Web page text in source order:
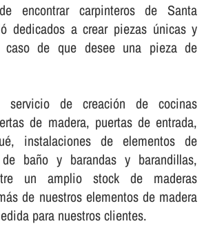
encontrar carpinteros de Santa
dedicados a crear piezas únicas y
caso de que desee una pieza de
servicio de creación de cocinas
de madera, puertas de entrada,
instalaciones de elementos de
baño y barandas y barandillas,
un amplio stock de maderas
de nuestros elementos de madera
para nuestros clientes.